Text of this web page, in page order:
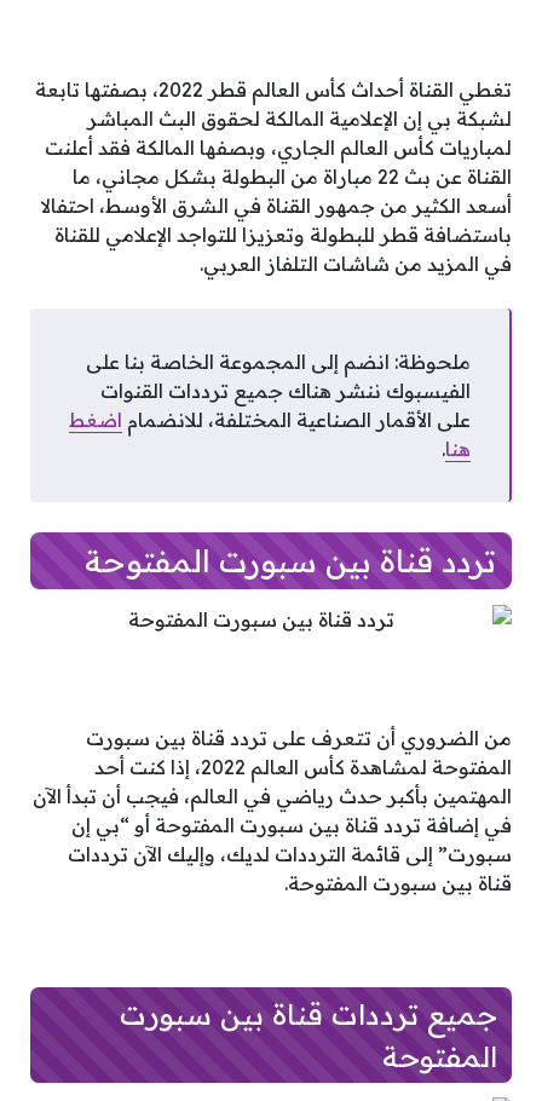
تغطي القناة أحداث كأس العالم قطر 2022، بصفتها تابعة
لشبكة بي إن الإعلامية المالكة لحقوق البث المباشر
لمباريات كأس العالم الجاري، وبصفها المالكة فقد أعلنت
القناة عن بث 22 مباراة من البطولة بشكل مجاني، ما
أسعد الكثير من جمهور القناة في الشرق الأوسط، احتفالا
باستضافة قطر للبطولة وتعزيزا للتواجد الإعلامي للقناة
في المزيد من شاشات التلفاز العربي.
ملحوظة: انضم إلى المجموعة الخاصة بنا على
الفيسبوك ننشر هناك جميع ترددات القنوات
على الأقمار الصناعية المختلفة، للانضمام اضغط
هنا.
تردد قناة بين سبورت المفتوحة
من الضروري أن تتعرف على تردد قناة بين سبورت
المفتوحة لمشاهدة كأس العالم 2022، إذا كنت أحد
المهتمين بأكبر حدث رياضي في العالم، فيجب أن تبدأ الآن
في إضافة تردد قناة بين سبورت المفتوحة أو “بي إن
سبورت” إلى قائمة الترددات لديك، وإليك الآن ترددات
قناة بين سبورت المفتوحة.
جميع ترددات قناة بين سبورت
المفتوحة